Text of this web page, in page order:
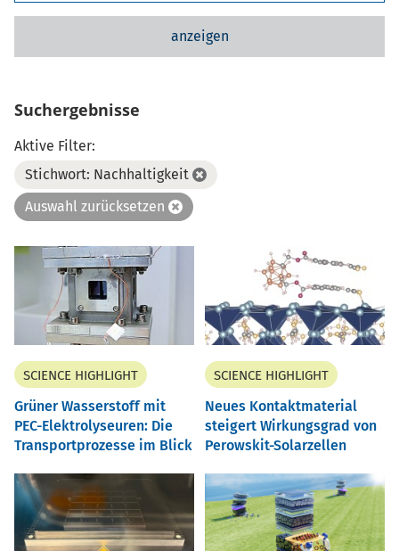
anzeigen
Suchergebnisse
Aktive Filter:
Stichwort: Nachhaltigkeit
Auswahl zurücksetzen
SCIENCE HIGHLIGHT
Grüner Wasserstoff mit
PEC-Elektrolyseuren: Die
Transportprozesse im Blick
SCIENCE HIGHLIGHT
Neues Kontaktmaterial
steigert Wirkungsgrad von
Perowskit-Solarzellen